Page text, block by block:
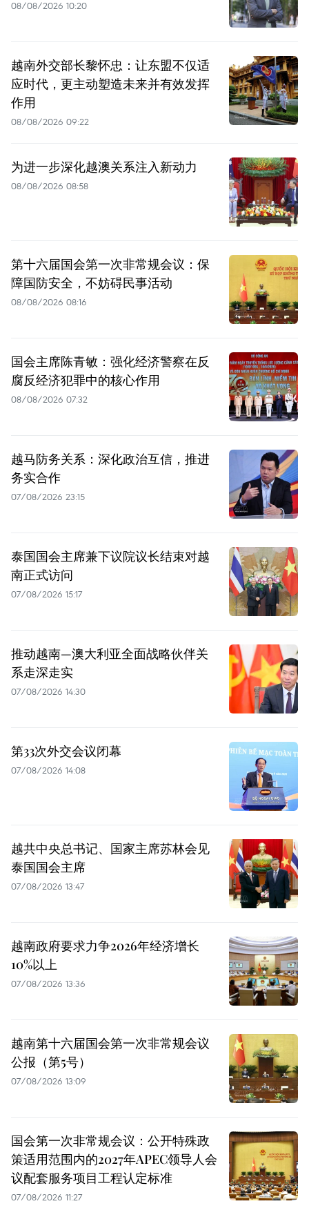
08/08/2026 10:20
越南外交部长黎怀忠：让东盟不仅适
应时代，更主动塑造未来并有效发挥
作用
08/08/2026 09:22
为进一步深化越澳关系注入新动力
08/08/2026 08:58
第十六届国会第一次非常规会议：保
障国防安全，不妨碍民事活动
08/08/2026 08:16
国会主席陈青敏：强化经济警察在反
腐反经济犯罪中的核心作用
08/08/2026 07:32
越马防务关系：深化政治互信，推进
务实合作
07/08/2026 23:15
泰国国会主席兼下议院议长结束对越
南正式访问
07/08/2026 15:17
推动越南—澳大利亚全面战略伙伴关
系走深走实
07/08/2026 14:30
第33次外交会议闭幕
07/08/2026 14:08
越共中央总书记、国家主席苏林会见
泰国国会主席
07/08/2026 13:47
越南政府要求力争2026年经济增长
10%以上
07/08/2026 13:36
越南第十六届国会第一次非常规会议
公报（第5号）
07/08/2026 13:09
国会第一次非常规会议：公开特殊政
策适用范围内的2027年APEC领导人会
议配套服务项目工程认定标准
07/08/2026 11:27